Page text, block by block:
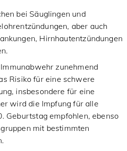
bei Säuglingen und
aber auch
Hirnhautentzündungen
zunehmend
Risiko für eine schwere
insbesondere für eine
wird die Impfung für alle
Geburtstag empfohlen, ebenso
mit bestimmten